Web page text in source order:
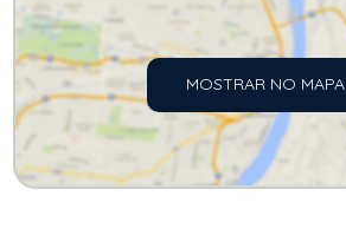
MOSTRAR NO MAPA